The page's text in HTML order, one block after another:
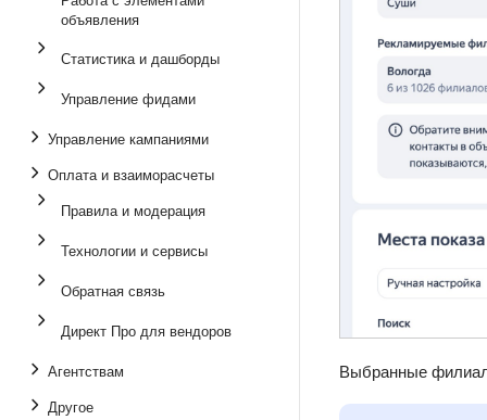
объявления
Статистика и дашборды
Управление фидами
Управление кампаниями
Оплата и взаиморасчеты
Правила и модерация
Технологии и сервисы
Обратная связь
Директ Про для вендоров
Агентствам
Другое
Выбранные